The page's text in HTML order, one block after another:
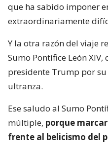
que ha sabido imponer
extraordinariamente
Y la otra razón del viaje
Sumo Pontífice León
presidente Trump por
ultranza.
Ese saludo al Sumo
múltiple, porque
frente al belicismo del